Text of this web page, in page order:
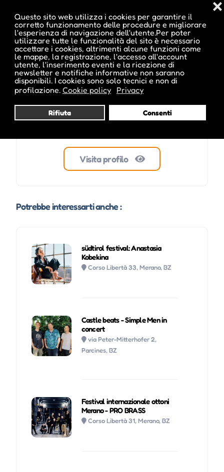
Questo sito web utilizza i cookies per garantire il
corretto funzionamento delle procedure e migliorare
l'esperienza di navigazione dell'utente.Per poter
utilizzare tutte le funzionalità del sito è necessario
accettare i cookies, altrimenti alcune funzioni come
le mappe, la registrazione, l'accesso all'account
utente, l'inserimento eventi e la ricezione di
newsletter e notifiche informative non saranno
disponibili. I cookies sono solo tecnici e non di
profilazione. Cookie policy Privacy
Rifiuta Consenti
❌
ale inside
Visita profilo
Potrebbe interessarti anche :
südtirol festival: Anastasia
Kobekina
Corso Libertà 33, Merano, BZ
Castle beats - Simple Men in
concert
via Peter-Mitterhofer 2,
Parcines, BZ
Festival internazionale ottoni
Merano - PRO BRASS
Corso Libertà 31, Merano, BZ